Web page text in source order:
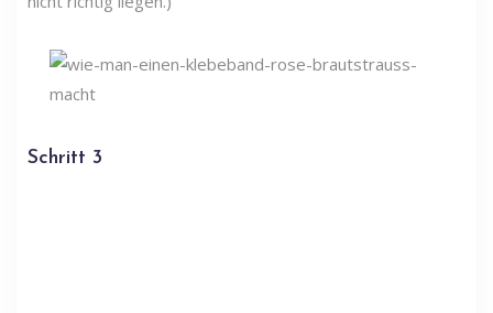
Schritt 3